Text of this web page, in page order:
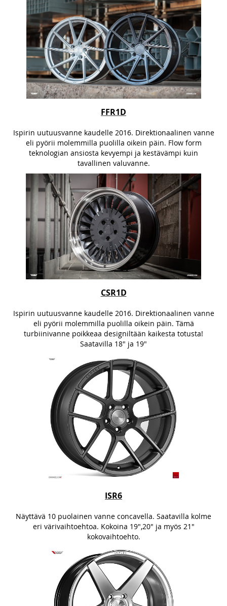
FFR1D
Ispirin uutuusvanne kaudelle 2016. Direktionaalinen vanne
eli pyörii molemmilla puolilla oikein päin. Flow form
teknologian ansiosta kevyempi ja kestävämpi kuin
tavallinen valuvanne.
CSR1D
Ispirin uutuusvanne kaudelle 2016. Direktionaalinen vanne
eli pyörii molemmilla puolilla oikein päin. Tämä
turbiinivanne poikkeaa designiltään kaikesta totusta!
Saatavilla 18" ja 19"
ISR6
Näyttävä 10 puolainen vanne concavella. Saatavilla kolme
eri värivaihtoehtoa. Kokoina 19",20" ja myös 21"
kokovaihtoehto.